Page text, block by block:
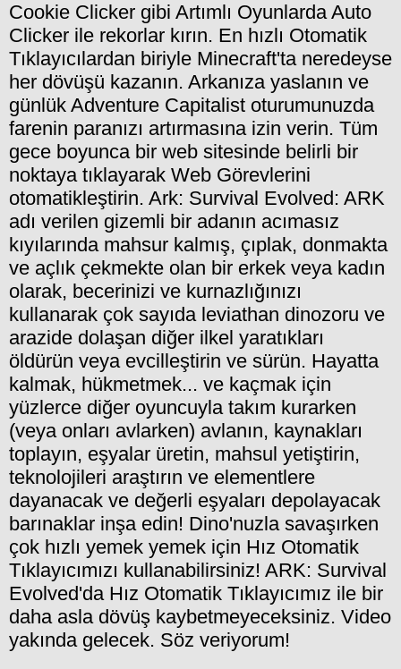
Cookie Clicker gibi Artımlı Oyunlarda Auto
Clicker ile rekorlar kırın. En hızlı Otomatik
Tıklayıcılardan biriyle Minecraft'ta neredeyse
her dövüşü kazanın. Arkanıza yaslanın ve
günlük Adventure Capitalist oturumunuzda
farenin paranızı artırmasına izin verin. Tüm
gece boyunca bir web sitesinde belirli bir
noktaya tıklayarak Web Görevlerini
otomatikleştirin. Ark: Survival Evolved: ARK
adı verilen gizemli bir adanın acımasız
kıyılarında mahsur kalmış, çıplak, donmakta
ve açlık çekmekte olan bir erkek veya kadın
olarak, becerinizi ve kurnazlığınızı
kullanarak çok sayıda leviathan dinozoru ve
arazide dolaşan diğer ilkel yaratıkları
öldürün veya evcilleştirin ve sürün. Hayatta
kalmak, hükmetmek... ve kaçmak için
yüzlerce diğer oyuncuyla takım kurarken
(veya onları avlarken) avlanın, kaynakları
toplayın, eşyalar üretin, mahsul yetiştirin,
teknolojileri araştırın ve elementlere
dayanacak ve değerli eşyaları depolayacak
barınaklar inşa edin! Dino'nuzla savaşırken
çok hızlı yemek yemek için Hız Otomatik
Tıklayıcımızı kullanabilirsiniz! ARK: Survival
Evolved'da Hız Otomatik Tıklayıcımız ile bir
daha asla dövüş kaybetmeyeceksiniz. Video
yakında gelecek. Söz veriyorum!